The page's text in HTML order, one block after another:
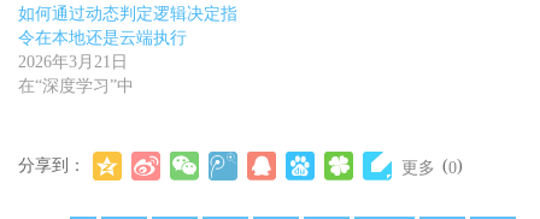
如何通过动态判定逻辑决定指
令在本地还是云端执行
2026年3月21日
在“深度学习”中
分享到： 更多 (0)